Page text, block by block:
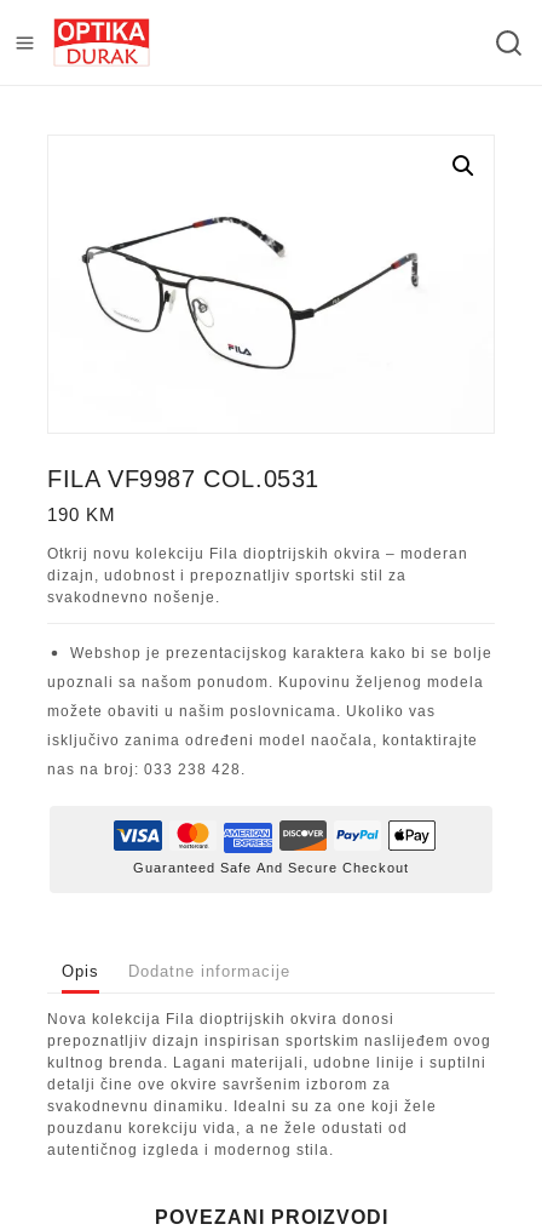
FILA VF9987 COL.0531
190 KM
Otkrij novu kolekciju Fila dioptrijskih okvira – moderan
dizajn, udobnost i prepoznatljiv sportski stil za
svakodnevno nošenje.
Webshop je prezentacijskog karaktera kako bi se bolje
upoznali sa našom ponudom. Kupovinu željenog modela
možete obaviti u našim poslovnicama. Ukoliko vas
isključivo zanima određeni model naočala, kontaktirajte
nas na broj: 033 238 428.
Guaranteed Safe And Secure Checkout
Opis Dodatne informacije
Nova kolekcija Fila dioptrijskih okvira donosi
prepoznatljiv dizajn inspirisan sportskim naslijeđem ovog
kultnog brenda. Lagani materijali, udobne linije i suptilni
detalji čine ove okvire savršenim izborom za
svakodnevnu dinamiku. Idealni su za one koji žele
pouzdanu korekciju vida, a ne žele odustati od
autentičnog izgleda i modernog stila.
POVEZANI PROIZVODI